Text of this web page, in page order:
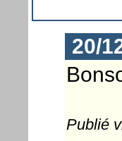
20/
Publié